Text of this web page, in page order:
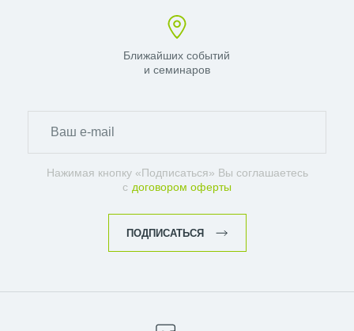
Ближайших событий
и семинаров
Нажимая кнопку «Подписаться» Вы соглашаетесь
с договором оферты
ПОДПИСАТЬСЯ